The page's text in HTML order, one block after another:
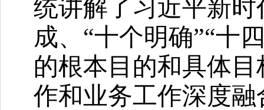
统讲解了习近平新
成、“十个明确”“十
的根本目的和具体
作和业务工作深度